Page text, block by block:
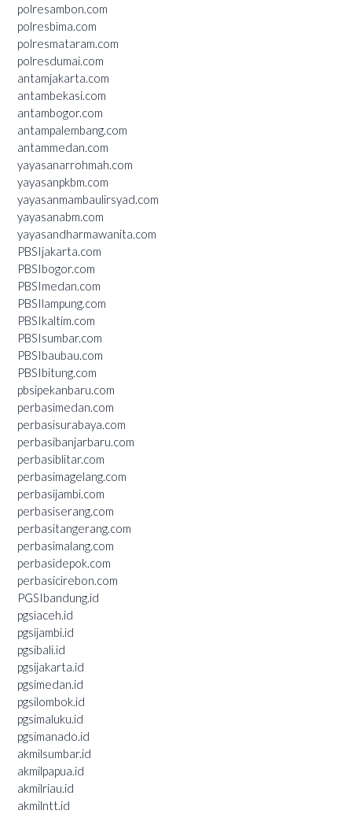
polresambon.com
polresbima.com
polresmataram.com
polresdumai.com
antamjakarta.com
antambekasi.com
antambogor.com
antampalembang.com
antammedan.com
yayasanarrohmah.com
yayasanpkbm.com
yayasanmambaulirsyad.com
yayasanabm.com
yayasandharmawanita.com
PBSIjakarta.com
PBSIbogor.com
PBSImedan.com
PBSIlampung.com
PBSIkaltim.com
PBSIsumbar.com
PBSIbaubau.com
PBSIbitung.com
pbsipekanbaru.com
perbasimedan.com
perbasisurabaya.com
perbasibanjarbaru.com
perbasiblitar.com
perbasimagelang.com
perbasijambi.com
perbasiserang.com
perbasitangerang.com
perbasimalang.com
perbasidepok.com
perbasicirebon.com
PGSIbandung.id
pgsiaceh.id
pgsijambi.id
pgsibali.id
pgsijakarta.id
pgsimedan.id
pgsilombok.id
pgsimaluku.id
pgsimanado.id
akmilsumbar.id
akmilpapua.id
akmilriau.id
akmilntt.id